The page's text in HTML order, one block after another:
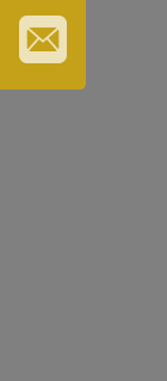
ÉS
TURISZTIKAI
KÁRTYA